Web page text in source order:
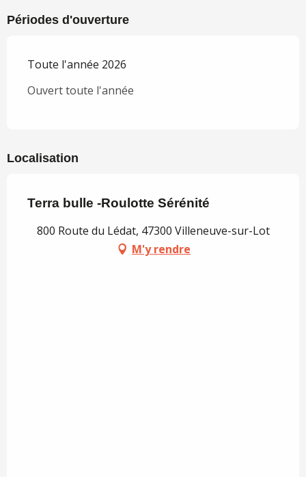
Périodes d'ouverture
Toute l'année 2026
Ouvert toute l'année
Localisation
Terra bulle -Roulotte Sérénité
800 Route du Lédat, 47300 Villeneuve-sur-Lot
M'y rendre